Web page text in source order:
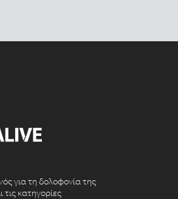
για τη δολοφονία της
τις κατηγορίες